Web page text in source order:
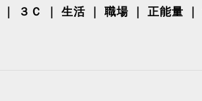
３Ｃ 生活 職場 正能量